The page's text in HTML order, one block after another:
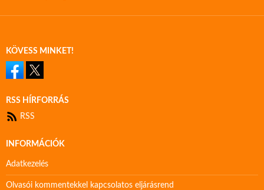
KÖVESS MINKET!
RSS HÍRFORRÁS
RSS
INFORMÁCIÓK
Adatkezelés
Olvasói kommentekkel kapcsolatos eljárásrend